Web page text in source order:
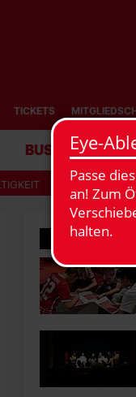
TICKETS
BUSINESS